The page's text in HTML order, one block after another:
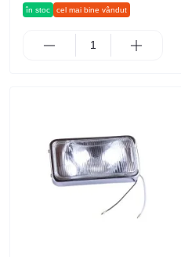
în stoc cel mai bine vândut